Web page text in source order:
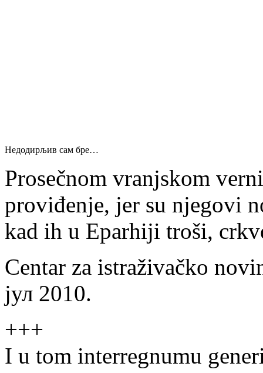
Недодирљив сам бре…
Prosečnom vranjskom
proviđenje, jer su njegovi
kad ih u Eparhiji troši,
Centar za istraživačko
јул 2010.
+++
I u tom interregnumu